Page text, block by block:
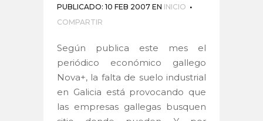
PUBLICADO: 10 FEB 2007 EN INICIO
COMPARTIR
Según publica este mes el
periódico económico gallego
Nova+, la falta de suelo industrial
en Galicia está provocando que
las empresas gallegas busquen